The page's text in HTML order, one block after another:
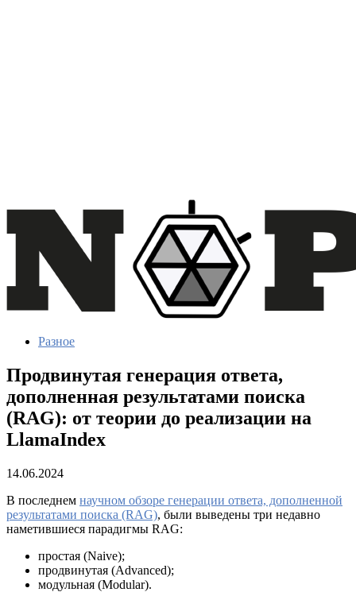
Разное
Продвинутая генерация ответа,
дополненная результатами поиска
(RAG): от теории до реализации на
LlamaIndex
14.06.2024
В последнем научном обзоре генерации ответа, дополненной
результатами поиска (RAG), были выведены три недавно
наметившиеся парадигмы RAG:
простая (Naive);
продвинутая (Advanced);
модульная (Modular).